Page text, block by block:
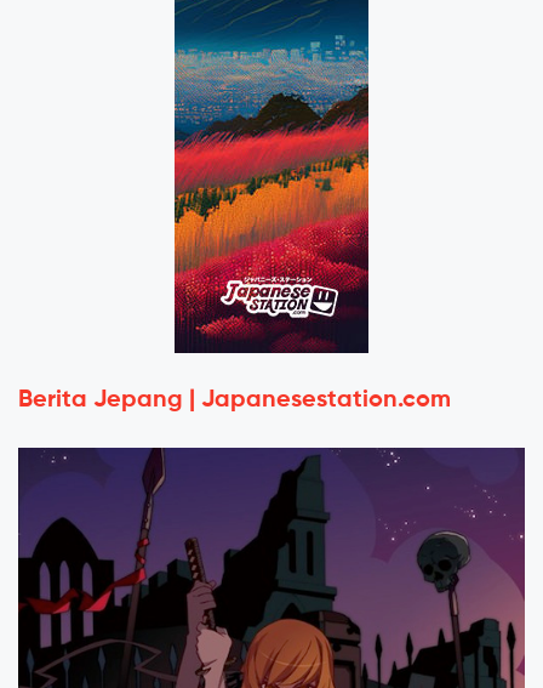
Berita Jepang | Japanesestation.com